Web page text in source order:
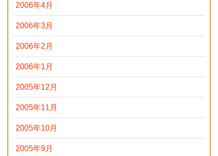
2006年4月
2006年3月
2006年2月
2006年1月
2005年12月
2005年11月
2005年10月
2005年9月